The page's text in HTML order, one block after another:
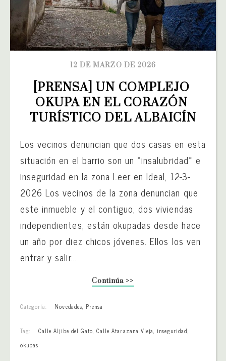
12 DE MARZO DE 2026
[PRENSA] UN COMPLEJO
OKUPA EN EL CORAZÓN
TURÍSTICO DEL ALBAICÍN
Los vecinos denuncian que dos casas en esta
situación en el barrio son un «insalubridad» e
inseguridad en la zona Leer en Ideal, 12-3-
2026 Los vecinos de la zona denuncian que
este inmueble y el contiguo, dos viviendas
independientes, están okupadas desde hace
un año por diez chicos jóvenes. Ellos los ven
entrar y salir...
Continúa >>
Categoría: Novedades, Prensa
Tag: Calle Aljibe del Gato,Calle Atarazana Vieja, inseguridad,
okupas